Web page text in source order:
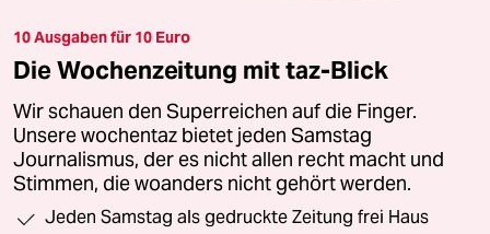
10 Ausgaben für 10 Euro
Die Wochenzeitung mit taz-Blick
Wir schauen den Superreichen auf die Finger.
Unsere wochentaz bietet jeden Samstag
Journalismus, der es nicht allen recht macht und
Stimmen, die woanders nicht gehört werden.
Jeden Samstag als gedruckte Zeitung frei Haus